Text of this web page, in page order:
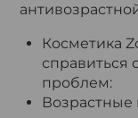
Косметика
справиться
проблем:
Возрастные